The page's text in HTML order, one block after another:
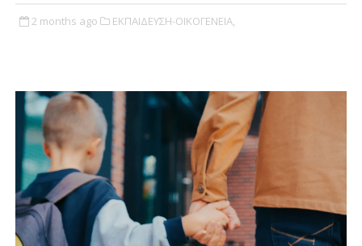
2 months ago ΕΚΠΑΙΔΕΥΣΗ-ΟΙΚΟΓΕΝΕΙΑ,